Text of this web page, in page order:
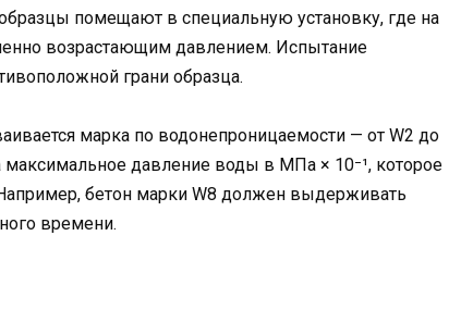
помещают в специальную установку, где на
возрастающим давлением. Испытание
грани образца.
марка по водонепроницаемости — от W2 до
давление воды в МПа × 10⁻¹, которое
бетон марки W8 должен выдерживать
времени.